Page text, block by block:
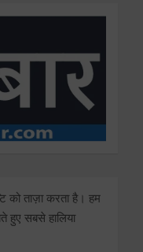
को ताज़ा करता है। हम
हुए सबसे हालिया